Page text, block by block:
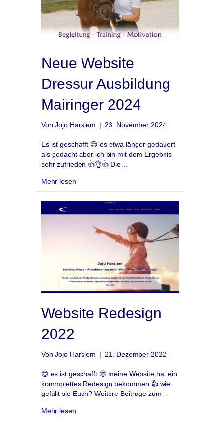
Neue Website
Dressur Ausbildung
Mairinger 2024
Von Jojo Harslem | 23. November 2024
Es ist geschafft 😊 es etwa länger gedauert
als gedacht aber ich bin mit dem Ergebnis
sehr zufrieden 👍👌👍 Die…
Mehr lesen
Website Redesign
2022
Von Jojo Harslem | 21. Dezember 2022
😊 es ist geschafft 🤩 meine Website hat ein
kommplettes Redesign bekommen 👍 wie
gefällt sie Euch? Weitere Beiträge zum…
Mehr lesen